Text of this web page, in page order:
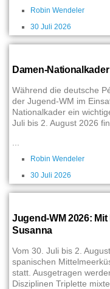
Robin Wendeler
30 Juli 2026
Damen-
Während die deutsche
der Jugend-WM im
Nationalkader ein
Juli bis 2. August 2026
Robin Wendeler
30 Juli 2026
Jugend-WM 2026:
Susanna
Vom 30. Juli bis 2.
spanischen
statt. Ausgetragen
Disziplinen Triplette